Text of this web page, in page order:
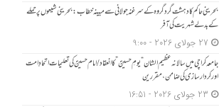
بحرینی حاکم کا دہشت گرد گروہ کے سرغنہ جولانی سے مبینہ خطاب: بحرینی شیعوں پر حملے
کے بدلے شہریت کی آفر
27 جولای 2026 - 9:00
جامعہ کراچی میں سالانہ عظیم الشان “یومِ حسینؑ” کا انعقاد/امام حسینؑ کی تعلیمات اتحادِ امت
اور کردار سازی کی ضامن، مقررین
23 جولای 2026 - 16:51